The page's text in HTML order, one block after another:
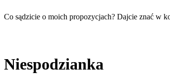
Co sądzicie o moich propozycjach? Dajcie znać w
Niespodzianka